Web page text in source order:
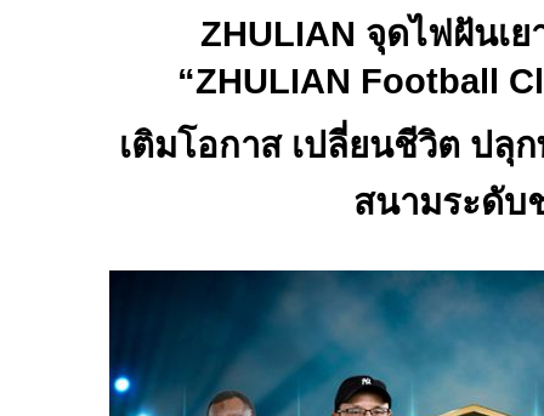
ZHULIAN จุดไฟฝันเย
“ZHULIAN Football
เติมโอกาส เปลี่ยนชีวิต ปลุ
สนามระดับ